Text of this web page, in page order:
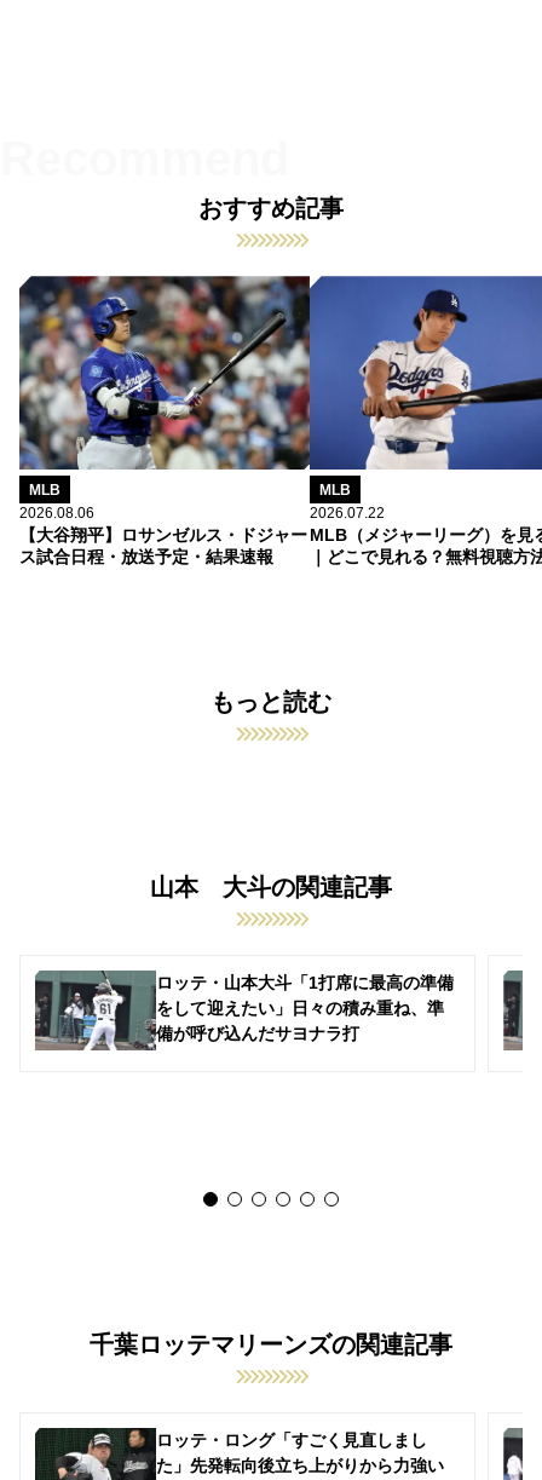
おすすめ記事
MLB
2026.08.06
【大谷翔平】ロサンゼルス・ドジャー
ス試合日程・放送予定・結果速報
MLB
2026.07.22
MLB（メジャーリーグ）を見
｜どこで見れる？無料視聴方
もっと読む
山本 大斗の関連記事
ロッテ・山本大斗「1打席に最高の準備
をして迎えたい」日々の積み重ね、準
備が呼び込んだサヨナラ打
千葉ロッテマリーンズの関連記事
ロッテ・ロング「すごく見直しまし
た」先発転向後立ち上がりから力強い